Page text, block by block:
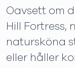
Oavsett om
Hill Fortress,
natursköna
eller håller